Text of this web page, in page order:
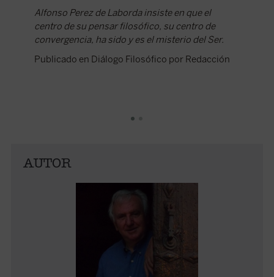
Alfonso Perez de Laborda insiste en que el
centro de su pensar filosófico, su centro de
convergencia, ha sido y es el misterio del Ser.
Publicado en Diálogo Filosófico por Redacción
AUTOR